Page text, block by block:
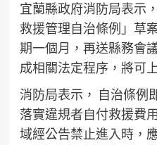
宜蘭縣政府消防局表示
救援管理自治條例」草
期一個月，再送縣務會
成相關法定程序，將可
消防局表示， 自治條例
落實違規者自付救援費
域經公告禁止進入時，